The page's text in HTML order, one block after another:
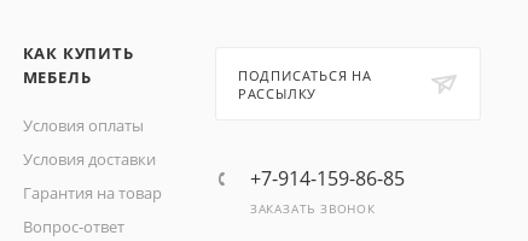
КАК КУПИТЬ
МЕБЕЛЬ
Условия оплаты
Условия доставки
Гарантия на товар
Вопрос-ответ
ПОДПИСАТЬСЯ НА
РАССЫЛКУ
+7-914-159-86-85
ЗАКАЗАТЬ ЗВОНОК